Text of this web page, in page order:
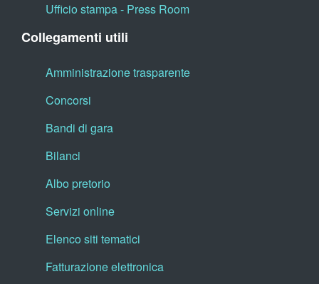
Ufficio stampa - Press Room
Collegamenti utili
Amministrazione trasparente
Concorsi
Bandi di gara
Bilanci
Albo pretorio
Servizi online
Elenco siti tematici
Fatturazione elettronica